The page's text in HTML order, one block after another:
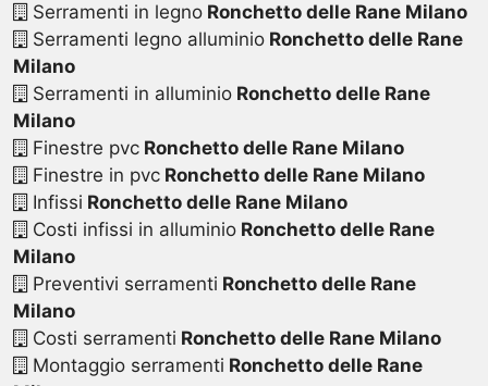
Serramenti in legnoRonchetto delle Rane Milano
Serramenti legno alluminioRonchetto delle Rane
Milano
Serramenti in alluminioRonchetto delle Rane
Milano
Finestre pvcRonchetto delle Rane Milano
Finestre in pvcRonchetto delle Rane Milano
Infissi Ronchetto delle Rane Milano
Costi infissi in alluminioRonchetto delle Rane
Milano
Preventivi serramenti Ronchetto delle Rane
Milano
Costi serramenti Ronchetto delle Rane Milano
Montaggio serramenti Ronchetto delle Rane